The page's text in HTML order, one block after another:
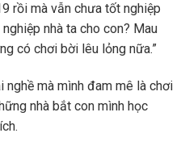
rồi mà vẫn chưa tốt nghiệp
nhà ta cho con? Mau
có chơi bời lêu lỏng nữa.”
nghề mà mình đam mê là chơi
nhà bắt con mình học